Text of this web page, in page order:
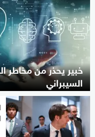
خبير يحذر من مخاطر
السيبراني